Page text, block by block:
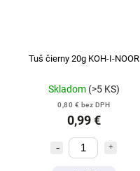
Tuš čierny 20g KOH-I-NOOR
Skladom (>5 KS)
0,80 € bez DPH
0,99 €